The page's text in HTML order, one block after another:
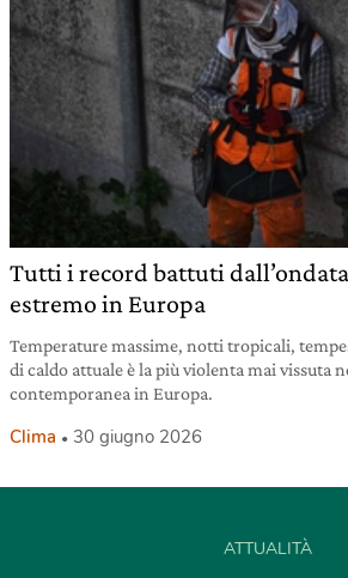
Tutti i record battuti
estremo in Europa
Temperature massime, notti tropicali,
di caldo attuale è la più violenta mai vissuta
contemporanea in Europa.
Clima 30 giugno 2026
ATTUALITÀ